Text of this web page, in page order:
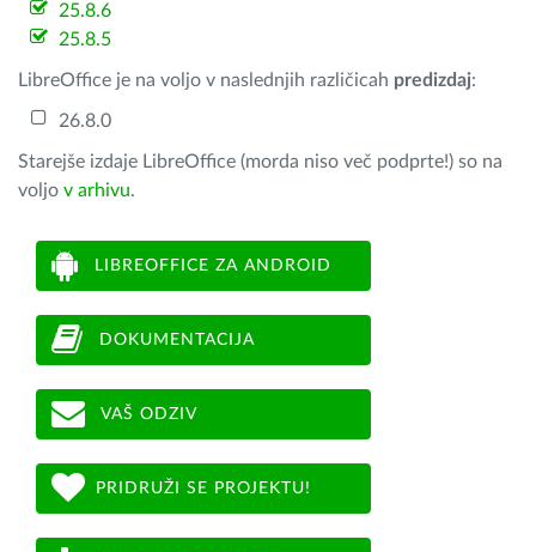
25.8.6
25.8.5
LibreOffice je na voljo v naslednjih različicah predizdaj:
26.8.0
Starejše izdaje LibreOffice (morda niso več podprte!) so na
voljo v arhivu.
LIBREOFFICE ZA ANDROID
DOKUMENTACIJA
VAŠ ODZIV
PRIDRUŽI SE PROJEKTU!